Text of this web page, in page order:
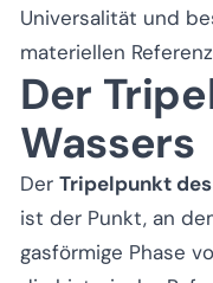
Universalität und
materiellen
Der
Wassers
Der Tripelpunkt
ist der Punkt, an
gasförmige Phase